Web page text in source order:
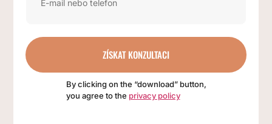
ZÍSKAT KONZULTACI
By clicking on the “download” button,
you agree to the privacy policy